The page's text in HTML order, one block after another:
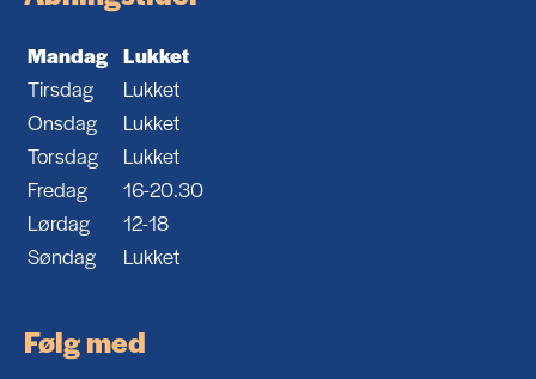
Mandag Lukket
Tirsdag
Lukket
Onsdag
Lukket
Torsdag
Lukket
Fredag
16-20.30
Lørdag
12-18
Søndag
Lukket
Følg med